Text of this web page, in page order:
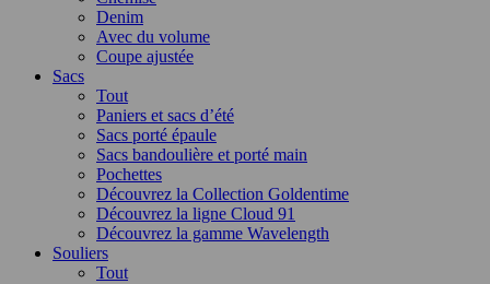
Denim
Avec du volume
Coupe ajustée
Sacs
Tout
Paniers et sacs d’été
Sacs porté épaule
Sacs bandoulière et porté main
Pochettes
Découvrez la Collection Goldentime
Découvrez la ligne Cloud 91
Découvrez la gamme Wavelength
Souliers
Tout